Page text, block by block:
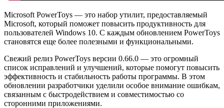
Microsoft PowerToys — это набор утилит, предоставляемый
Microsoft, который поможет повысить продуктивность для
пользователей Windows 10. С каждым обновлением PowerToys
становятся еще более полезными и функциональными.
Свежий релиз PowerToys версии 0.66.0 — это огромный
список исправлений и улучшений, которые помогут повысить
эффективность и стабильность работы программы. В этом
обновлении разработчики уделили особое внимание ошибкам,
связанным с быстродействием и совместимостью со
сторонними приложениями.